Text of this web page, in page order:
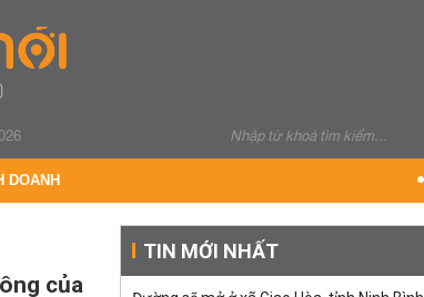
DOANH
của
TIN MỚI NHẤT